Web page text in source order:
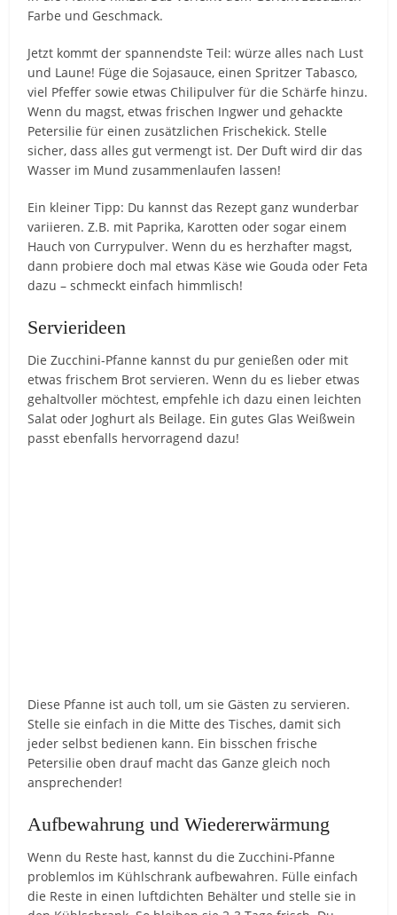
Farbe und Geschmack.
Jetzt kommt der spannendste Teil: würze alles nach Lust
und Laune! Füge die Sojasauce, einen Spritzer Tabasco,
viel Pfeffer sowie etwas Chilipulver für die Schärfe hinzu.
Wenn du magst, etwas frischen Ingwer und gehackte
Petersilie für einen zusätzlichen Frischekick. Stelle
sicher, dass alles gut vermengt ist. Der Duft wird dir das
Wasser im Mund zusammenlaufen lassen!
Ein kleiner Tipp: Du kannst das Rezept ganz wunderbar
variieren. Z.B. mit Paprika, Karotten oder sogar einem
Hauch von Currypulver. Wenn du es herzhafter magst,
dann probiere doch mal etwas Käse wie Gouda oder Feta
dazu – schmeckt einfach himmlisch!
Servierideen
Die Zucchini-Pfanne kannst du pur genießen oder mit
etwas frischem Brot servieren. Wenn du es lieber etwas
gehaltvoller möchtest, empfehle ich dazu einen leichten
Salat oder Joghurt als Beilage. Ein gutes Glas Weißwein
passt ebenfalls hervorragend dazu!
Diese Pfanne ist auch toll, um sie Gästen zu servieren.
Stelle sie einfach in die Mitte des Tisches, damit sich
jeder selbst bedienen kann. Ein bisschen frische
Petersilie oben drauf macht das Ganze gleich noch
ansprechender!
Aufbewahrung und Wiedererwärmung
Wenn du Reste hast, kannst du die Zucchini-Pfanne
problemlos im Kühlschrank aufbewahren. Fülle einfach
die Reste in einen luftdichten Behälter und stelle sie in